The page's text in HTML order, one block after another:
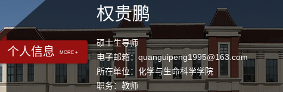
个人信息 MORE +
权贵鹏
硕士生导师
电子邮箱： quanguipeng1995@163.com
所在单位：化学与生命科学学院
职务：教师